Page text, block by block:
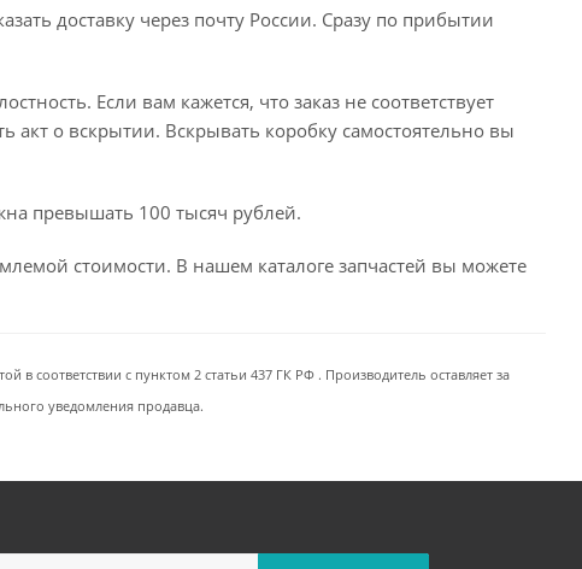
доставку через почту России. Сразу по прибытии
Если вам кажется, что заказ не соответствует
акт о вскрытии. Вскрывать коробку самостоятельно вы
превышать 100 тысяч рублей.
стоимости. В нашем каталоге запчастей вы можете
соответствии с пунктом 2 статьи 437 ГК РФ . Производитель оставляет за
уведомления продавца.